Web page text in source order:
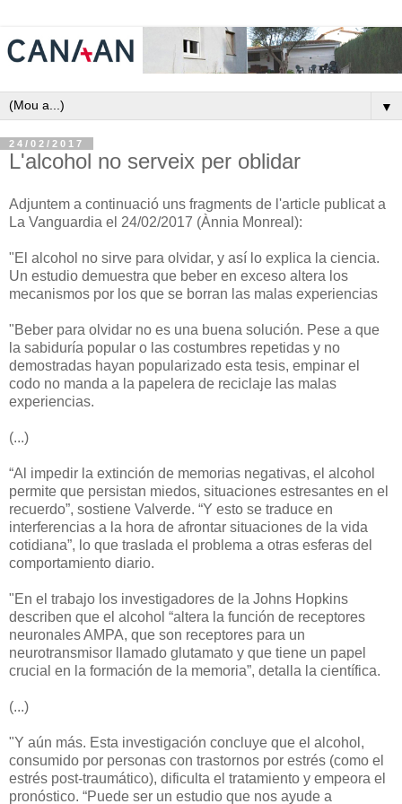
▼
24/02/2017
L'alcohol no serveix per oblidar
Adjuntem a continuació uns fragments de l'article publicat a
La Vanguardia el 24/02/2017 (Ànnia Monreal):
"El alcohol no sirve para olvidar, y así lo explica la ciencia.
Un estudio demuestra que beber en exceso altera los
mecanismos por los que se borran las malas experiencias
"Beber para olvidar no es una buena solución. Pese a que
la sabiduría popular o las costumbres repetidas y no
demostradas hayan popularizado esta tesis, empinar el
codo no manda a la papelera de reciclaje las malas
experiencias.
(...)
“Al impedir la extinción de memorias negativas, el alcohol
permite que persistan miedos, situaciones estresantes en el
recuerdo”, sostiene Valverde. “Y esto se traduce en
interferencias a la hora de afrontar situaciones de la vida
cotidiana”, lo que traslada el problema a otras esferas del
comportamiento diario.
"En el trabajo los investigadores de la Johns Hopkins
describen que el alcohol “altera la función de receptores
neuronales AMPA, que son receptores para un
neurotransmisor llamado glutamato y que tiene un papel
crucial en la formación de la memoria”, detalla la científica.
(...)
"Y aún más. Esta investigación concluye que el alcohol,
consumido por personas con trastornos por estrés (como el
estrés post-traumático), dificulta el tratamiento y empeora el
pronóstico. “Puede ser un estudio que nos ayude a